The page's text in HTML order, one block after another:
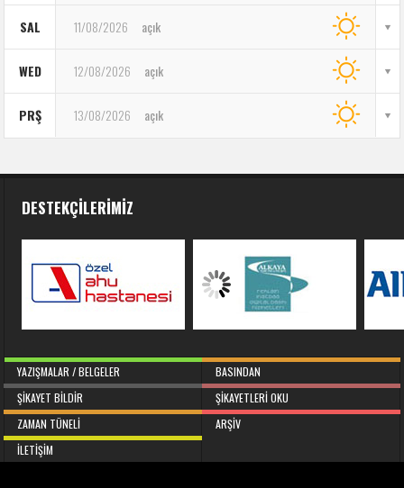
SAL 11/08/2026 açık
WED 12/08/2026 açık
PRŞ 13/08/2026 açık
DESTEKÇILERIMIZ
YAZIŞMALAR / BELGELER
BASINDAN
ŞIKAYET BILDIR
ŞIKAYETLERI OKU
ZAMAN TÜNELI
ARŞIV
İLETIŞIM